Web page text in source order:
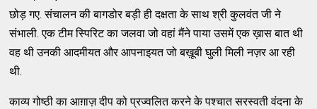
छोड़ गए. संचालन की बागडोर बड़ी ही दक्षता के साथ श्री कुलवंत जी ने
संभाली. एक टीम स्पिरिट का जलवा जो वहां मैंने पाया उसमें एक ख़ास बात थी
वह थी उनकी आदमीयत और आपनाइयत जो बख़ूबी घुली मिली नज़र आ रही
थी.
काव्य गोष्ठी का आग़ाज़ दीप को प्रज्वलित करने के पश्चात सरस्वती वंदना के